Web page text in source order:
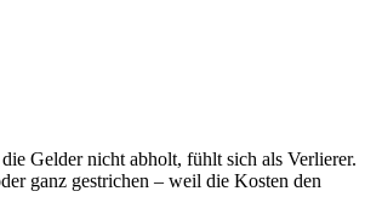
Gelder nicht abholt, fühlt sich als Verlierer.
ganz gestrichen – weil die Kosten den